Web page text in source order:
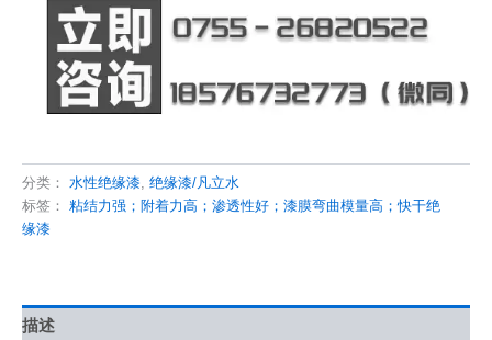
分类： 水性绝缘漆, 绝缘漆/凡立水
标签： 粘结力强；附着力高；渗透性好；漆膜弯曲模量高；快干绝
缘漆
描述